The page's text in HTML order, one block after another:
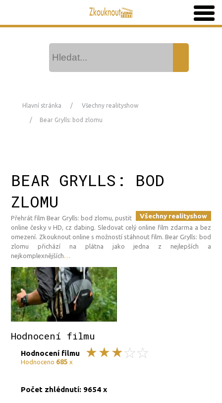
Hlavní stránka Všechny realityshow
Bear Grylls: bod zlomu
BEAR GRYLLS: BOD
ZLOMU
Všechny realityshow
Přehrát film Bear Grylls: bod zlomu, pustit
online česky v HD, cz dabing. Sledovat celý online film zdarma a bez
omezení. Zkouknout online s možností stáhnout film. Bear Grylls: bod
zlomu přichází na plátna jako jedna z nejlepších a
nejkomplexnějších
Hodnocení filmu
Hodnocení filmu
Hodnoceno 685x
Počet zhlédnutí: 9654 x